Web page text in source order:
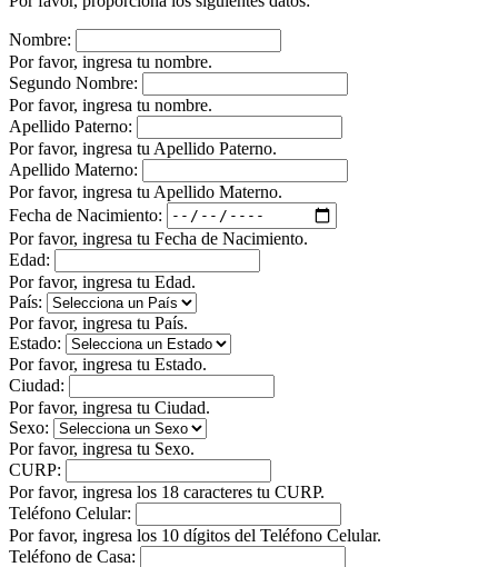
Nombre:
Por favor, ingresa tu nombre.
Segundo Nombre:
Por favor, ingresa tu nombre.
Apellido Paterno:
Por favor, ingresa tu Apellido Paterno.
Apellido Materno:
Por favor, ingresa tu Apellido Materno.
Fecha de Nacimiento:
Por favor, ingresa tu Fecha de Nacimiento.
Edad:
Por favor, ingresa tu Edad.
País:
Por favor, ingresa tu País.
Estado:
Por favor, ingresa tu Estado.
Ciudad:
Por favor, ingresa tu Ciudad.
Sexo:
Por favor, ingresa tu Sexo.
CURP:
Por favor, ingresa los 18 caracteres tu CURP.
Teléfono Celular:
Por favor, ingresa los 10 dígitos del Teléfono Celular.
Teléfono de Casa: